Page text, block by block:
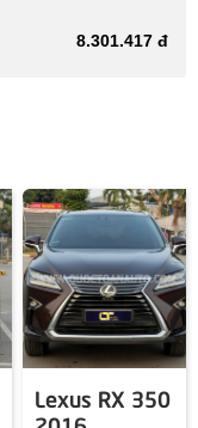
8.301.417 đ
Lexus RX 350